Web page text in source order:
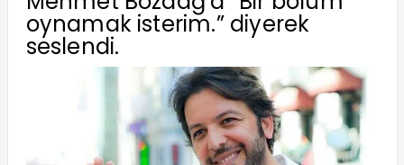
oynamak isterim.” diyerek
seslendi.